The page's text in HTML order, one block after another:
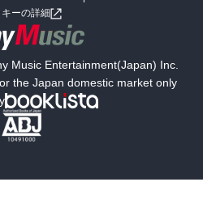
小説
海外小説
SF
文学
キーの詳細
Music Entertainment(Japan) Inc.
the Japan domestic market only